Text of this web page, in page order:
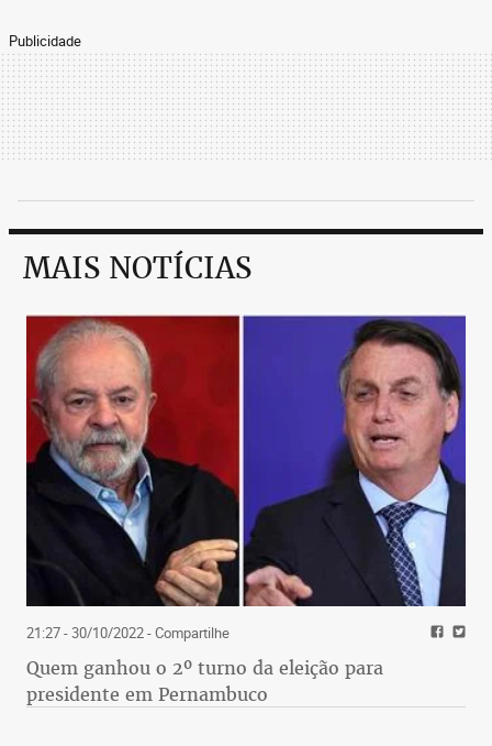
Publicidade
MAIS NOTÍCIAS
21:27 - 30/10/2022- Compartilhe
Quem ganhou o 2º turno da eleição para
presidente em Pernambuco